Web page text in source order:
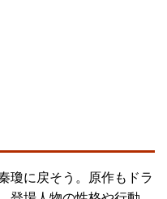
瓊に戻そう。原作もドラ